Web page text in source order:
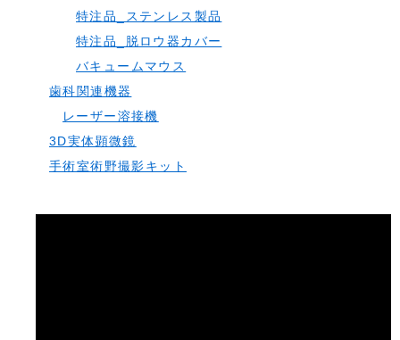
特注品_ステンレス製品
特注品_脱ロウ器カバー
バキュームマウス
歯科関連機器
レーザー溶接機
3D実体顕微鏡
手術室術野撮影キット